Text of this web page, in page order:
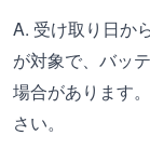
A. 受け取り日か
が対象で、バッ
場合があります
さい。